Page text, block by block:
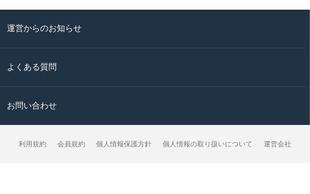
運営からのお知らせ
よくある質問
お問い合わせ
利用規約 会員規約 個人情報保護方針 個人情報の取り扱いについて 運営会社